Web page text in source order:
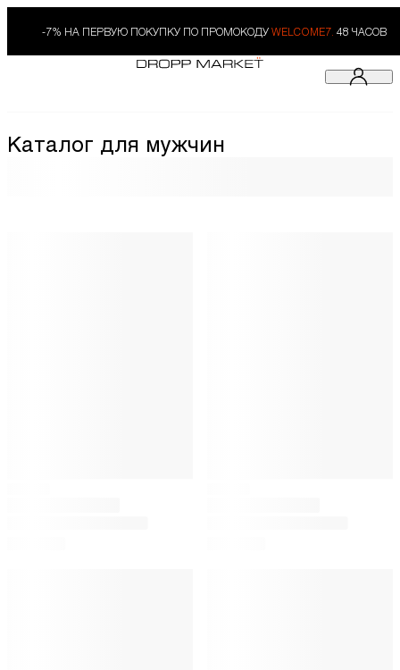
-7% НА ПЕРВУЮ ПОКУПКУ ПО ПРОМОКОДУ WELCOME7. 48 ЧАСОВ
Каталог для мужчин